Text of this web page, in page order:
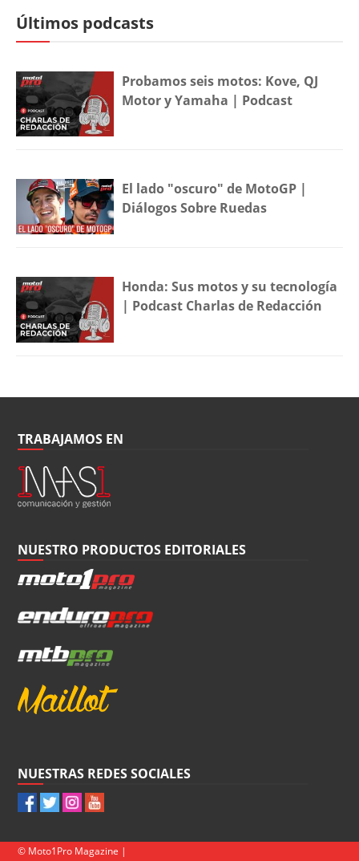
Últimos podcasts
Probamos seis motos: Kove, QJ
Motor y Yamaha | Podcast
El lado "oscuro" de MotoGP |
Diálogos Sobre Ruedas
Honda: Sus motos y su tecnología
| Podcast Charlas de Redacción
TRABAJAMOS EN
NUESTRO PRODUCTOS EDITORIALES
NUESTRAS REDES SOCIALES
© Moto1Pro Magazine |